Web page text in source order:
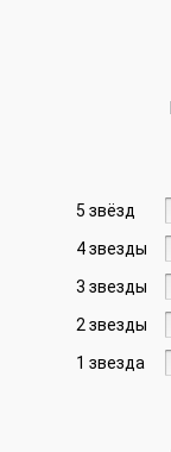
5 звёзд
4 звезды
3 звезды
2 звезды
1 звезда